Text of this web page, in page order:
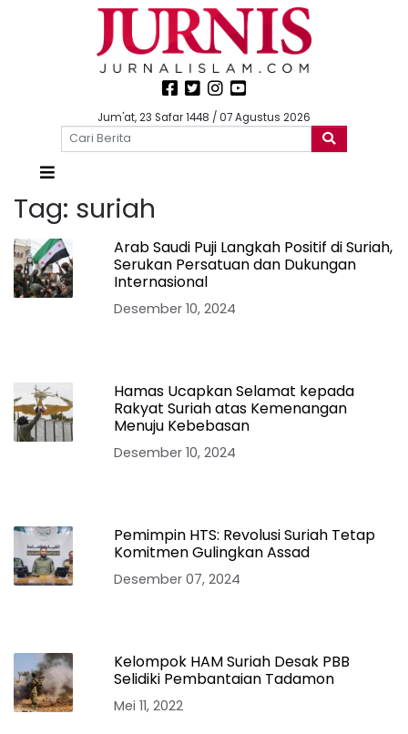
Jum'at, 23 Safar 1448 / 07 Agustus 2026
Tag: suriah
Arab Saudi Puji Langkah Positif di Suriah,
Serukan Persatuan dan Dukungan
Internasional
Desember 10, 2024
Hamas Ucapkan Selamat kepada
Rakyat Suriah atas Kemenangan
Menuju Kebebasan
Desember 10, 2024
Pemimpin HTS: Revolusi Suriah Tetap
Komitmen Gulingkan Assad
Desember 07, 2024
Kelompok HAM Suriah Desak PBB
Selidiki Pembantaian Tadamon
Mei 11, 2022